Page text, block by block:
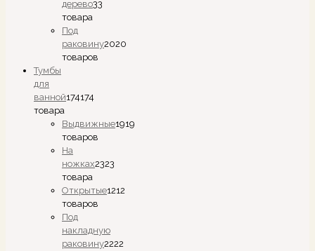
дерево33
товара
Под
раковину2020
товаров
Тумбы
для
ванной174174
товара
Выдвижные1919
товаров
На
ножках2323
товара
Открытые1212
товаров
Под
накладную
раковину2222